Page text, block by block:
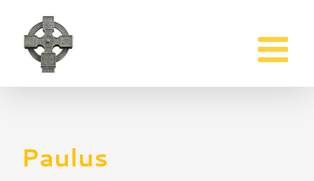
Inhalt
springen
Paulus